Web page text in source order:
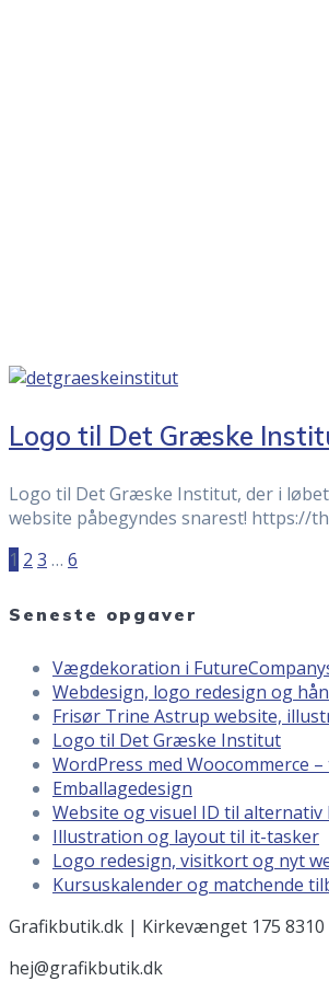
Logo til Det Græske
Logo til Det Græske Institut, der i
website påbegyndes snarest!
Posts
navigation
Page
1 Page
2 Page
3 … Page
6
Seneste opgaver
Vægdekoration i
Webdesign, logo redesign og
Frisør Trine Astrup website,
Logo til Det Græske Institut
WordPress med Woocommerce
Emballagedesign
Website og visuel ID til alternativ
Illustration og layout til it-tasker
Logo redesign, visitkort og nyt
Kursuskalender og matchende
Grafikbutik.dk | Kirkevænget 175 8310
hej@grafikbutik.dk